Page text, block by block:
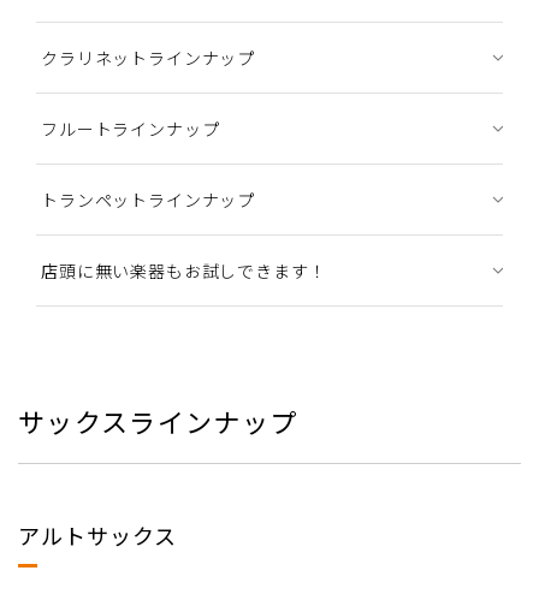
クラリネットラインナップ
フルートラインナップ
トランペットラインナップ
店頭に無い楽器もお試しできます！
サックスラインナップ
アルトサックス